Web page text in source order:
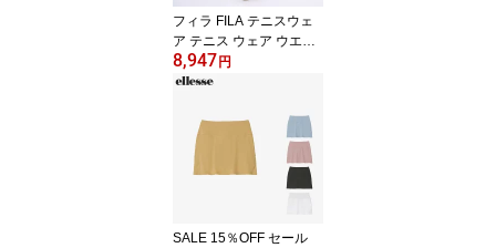
フィラ FILA テニスウェ
ア テニス ウェア ウエア
ショーパン パンツ レデ
ィース ラップショートパ
8,947円
SALE 15％OFF セール